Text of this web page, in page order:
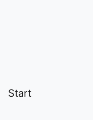
Start